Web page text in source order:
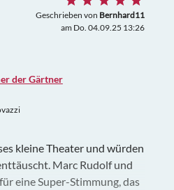
Geschrieben von Bernhard11
am Do. 04.09.25 13:26
der Gärtner
kleine Theater und würden
Marc Rudolf und
eine Super-Stimmung, das